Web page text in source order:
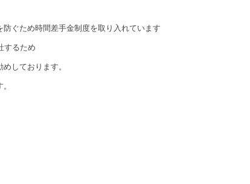
ぐため時間差手金制度を取り入れています
するため
しております。